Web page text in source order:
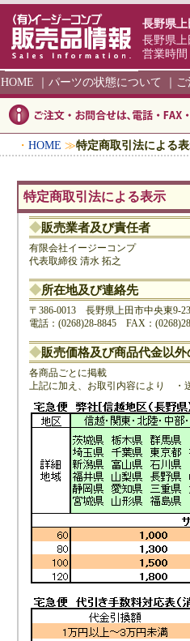
長野県上
長野県上
営業時間
HOME パーツの状態について
・ HOME ≫特定商取引法による
特定商取引法による表示
◆販売業者及び責任者
有限会社イージーコンプ
代表取締役 清水 拓之
◆所在地及び連絡先
〒386-0013 長野県上田市中央東9-23
電話：(0268)28-8845 FAX：
◆販売価格及び商品代金以
各商品ごとに掲載
上記に加え、お取引内容により